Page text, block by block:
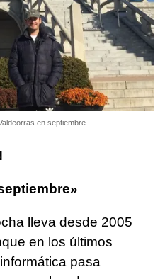
en septiembre
lleva desde 2005
en los últimos
pasa